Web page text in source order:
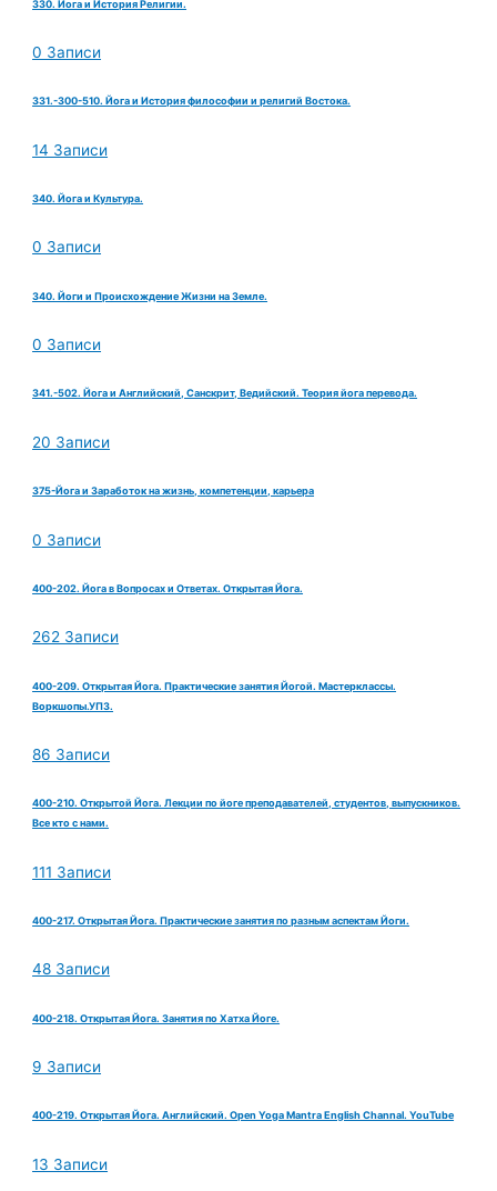
330. Йога и История Религии.
0 Записи
331.-300-510. Йога и История философии и религий Востока.
14 Записи
340. Йога и Культура.
0 Записи
340. Йоги и Происхождение Жизни на Земле.
0 Записи
341.-502. Йога и Английский, Санскрит, Ведийский. Теория йога перевода.
20 Записи
375-Йога и Заработок на жизнь, компетенции, карьера
0 Записи
400-202. Йога в Вопросах и Ответах. Открытая Йога.
262 Записи
400-209. Открытая Йога. Практические занятия Йогой. Мастерклассы.
Воркшопы.УПЗ.
86 Записи
400-210. Открытой Йога. Лекции по йоге преподавателей, студентов, выпускников.
Все кто с нами.
111 Записи
400-217. Открытая Йога. Практические занятия по разным аспектам Йоги.
48 Записи
400-218. Открытая Йога. Занятия по Хатха Йоге.
9 Записи
400-219. Открытая Йога. Английский. Open Yoga Mantra English Channal. YouTube
13 Записи